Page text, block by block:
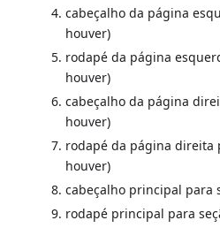
cabeçalho da página
houver)
rodapé da página
houver)
cabeçalho da página
houver)
rodapé da página direita
houver)
cabeçalho principal para
rodapé principal para